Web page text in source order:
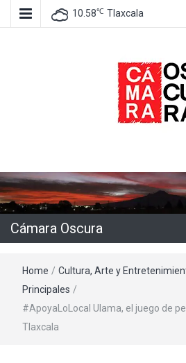
10.58℃ Tlaxcala
Cámara Oscura
Home / Cultura, Arte y
Principales /
#ApoyaLoLocal Ulama, el juego de
Tlaxcala